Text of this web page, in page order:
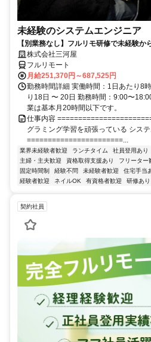
未経験のシステムエンジニア
【別業務なし】フルリモ研修で未経験か
株式会社三河屋
フルリモート
月給251,370円～687,525円
勤務時間詳細 実働時間：1日あたり8
り18日 〜 20日 勤務時間：9:00〜
業は基本月20時間以下です。
仕事内容
グラミング学習を頑張っている シス
=======================...
業界未経験者歓迎 ランチタイム 社員登用あり
主婦・主夫歓迎
資格取得支援あり フリーター
固定時間制
経験不問 未経験者歓迎 住宅手当
経験者歓迎
ネイルOK 有資格者歓迎 研修あり
契約社員